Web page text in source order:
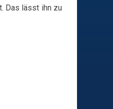
Das lässt ihn zu